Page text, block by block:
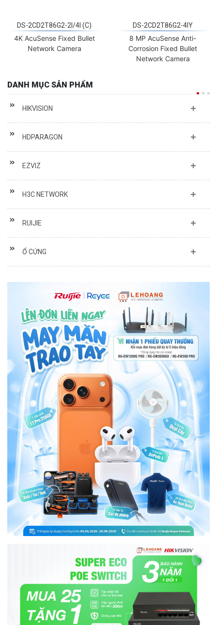
DS-2CD2T86G2-2I/4I (C)
4K AcuSense Fixed Bullet
Network Camera
DS-2CD2T86G2-4IY
8 MP AcuSense Anti-
Corrosion Fixed Bullet
Network Camera
DANH MỤC SẢN PHẨM
HIKVISION
HDPARAGON
EZVIZ
H3C NETWORK
RUIJIE
Ổ CỨNG